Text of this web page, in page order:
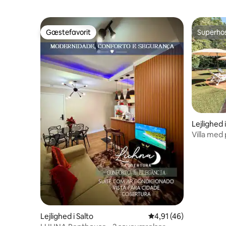
Gæstefavorit
Gæstefavorit
Lejlighed i Salto 4,91 ud af 5 i
4,91 (46)
Lejlighed
Villa med